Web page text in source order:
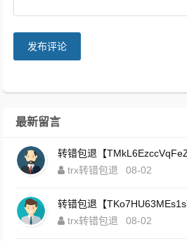
发布评论
最新留言
trx转错包退
08-02
trx转错包退
08-02